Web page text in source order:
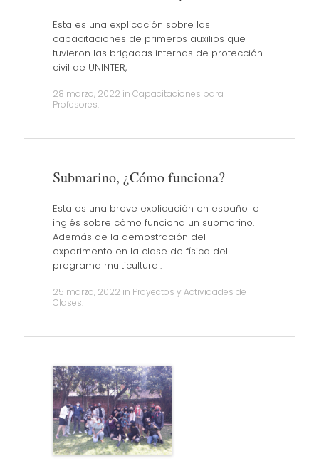
Esta es una explicación sobre las
capacitaciones de primeros auxilios que
tuvieron las brigadas internas de protección
civil de UNINTER,
28 marzo, 2022 in Capacitaciones para
Profesores.
Submarino, ¿Cómo funciona?
Esta es una breve explicación en español e
inglés sobre cómo funciona un submarino.
Además de la demostración del
experimento en la clase de física del
programa multicultural.
25 marzo, 2022 in Proyectos y Actividades de
Clases.